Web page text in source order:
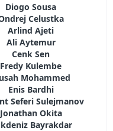
Diogo Sousa
Celustka
Arlind Ajeti
Ali Aytemur
Cenk Sen
Fredy Kulembe
Mohammed
Enis Bardhi
Seferi Sulejmanov
Jonathan Okita
Bayrakdar